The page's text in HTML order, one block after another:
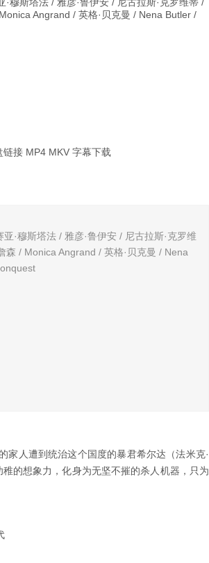
Angrand / 英格·贝克曼 / Nena Butler /
接 MP4 MKV 字幕下载
·穆斯塔法 / 雅彦·鲁伊安 / 尼古拉斯·克罗维
森 / Monica Angrand / 英格·贝克曼 / Nena
人遭到统治这个国度的暴君希尔达（法米克·
的想象力，化身为无坚不摧的杀人机器，只为